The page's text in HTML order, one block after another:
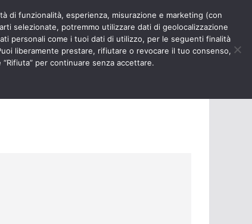
NURSE TIMES
di funzionalità, esperienza, misurazione e marketing (con
selezionate, potremmo utilizzare dati di geolocalizzazione
personali come i tuoi dati di utilizzo, per le seguenti finalità
liberamente prestare, rifiutare o revocare il tuo consenso,
per continuare senza accettare.